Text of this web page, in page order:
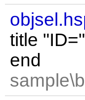
title
end